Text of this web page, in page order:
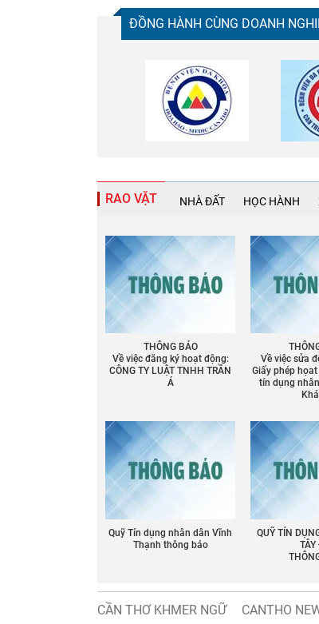
ĐỒNG HÀNH CÙNG DOANH
RAO VẶT NHÀ ĐẤT HỌC HÀNH
THÔNG BÁO
Về việc đăng ký hoạt động:
CÔNG TY LUẬT TNHH TRẦN
Á
Về việc sửa
Giấy phép
tín dụng
Quỹ Tín dụng nhân dân Vĩnh
Thạnh thông báo
QUỸ TÍN
TÂY
CẦN THƠ KHMER NGỮ CANTHO